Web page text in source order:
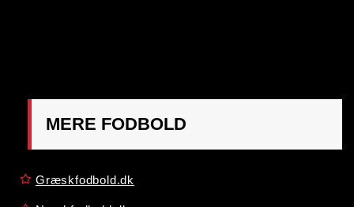
MERE FODBOLD
Græskfodbold.dk